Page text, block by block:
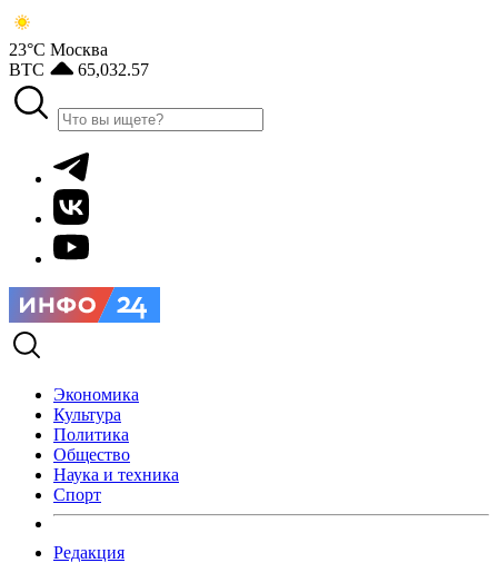
23°С Москва
BTC
65,032.57
Экономика
Культура
Политика
Общество
Наука и техника
Спорт
Редакция